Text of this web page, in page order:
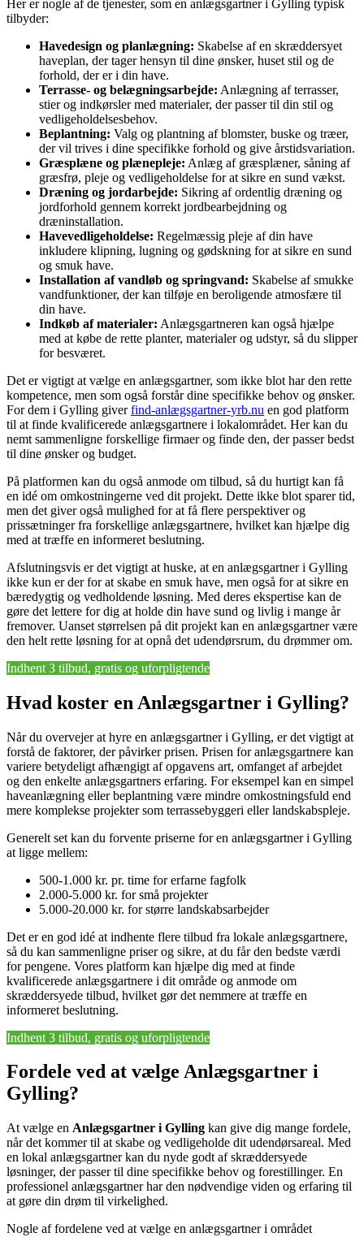
Her er nogle af de tjenester, som en anlægsgartner i Gylling typisk
tilbyder:
Havedesign og planlægning: Skabelse af en skræddersyet
haveplan, der tager hensyn til dine ønsker, huset stil og de
forhold, der er i din have.
Terrasse- og belægningsarbejde: Anlægning af terrasser,
stier og indkørsler med materialer, der passer til din stil og
vedligeholdelsesbehov.
Beplantning: Valg og plantning af blomster, buske og træer,
der vil trives i dine specifikke forhold og give årstidsvariation.
Græsplæne og plænepleje: Anlæg af græsplæner, såning af
græsfrø, pleje og vedligeholdelse for at sikre en sund vækst.
Dræning og jordarbejde: Sikring af ordentlig dræning og
jordforhold gennem korrekt jordbearbejdning og
dræninstallation.
Havevedligeholdelse: Regelmæssig pleje af din have
inkludere klipning, lugning og gødskning for at sikre en sund
og smuk have.
Installation af vandløb og springvand: Skabelse af smukke
vandfunktioner, der kan tilføje en beroligende atmosfære til
din have.
Indkøb af materialer: Anlægsgartneren kan også hjælpe
med at købe de rette planter, materialer og udstyr, så du slipper
for besværet.
Det er vigtigt at vælge en anlægsgartner, som ikke blot har den rette
kompetence, men som også forstår dine specifikke behov og ønsker.
For dem i Gylling giverfind-anlægsgartner-yrb.nu en god platform
til at finde kvalificerede anlægsgartnere i lokalområdet. Her kan du
nemt sammenligne forskellige firmaer og finde den, der passer bedst
til dine ønsker og budget.
På platformen kan du også anmode om tilbud, så du hurtigt kan få
en idé om omkostningerne ved dit projekt. Dette ikke blot sparer tid,
men det giver også mulighed for at få flere perspektiver og
prissætninger fra forskellige anlægsgartnere, hvilket kan hjælpe dig
med at træffe en informeret beslutning.
Afslutningsvis er det vigtigt at huske, at en anlægsgartner i Gylling
ikke kun er der for at skabe en smuk have, men også for at sikre en
bæredygtig og vedholdende løsning. Med deres ekspertise kan de
gøre det lettere for dig at holde din have sund og livlig i mange år
fremover. Uanset størrelsen på dit projekt kan en anlægsgartner være
den helt rette løsning for at opnå det udendørsrum, du drømmer om.
Indhent 3 tilbud, gratis og uforpligtende
Hvad koster en Anlægsgartner i Gylling?
Når du overvejer at hyre en anlægsgartner i Gylling, er det vigtigt at
forstå de faktorer, der påvirker prisen. Prisen for anlægsgartnere kan
variere betydeligt afhængigt af opgavens art, omfanget af arbejdet
og den enkelte anlægsgartners erfaring. For eksempel kan en simpel
haveanlægning eller beplantning være mindre omkostningsfuld end
mere komplekse projekter som terrassebyggeri eller landskabspleje.
Generelt set kan du forvente priserne for en anlægsgartner i Gylling
at ligge mellem:
500-1.000 kr. pr. time for erfarne fagfolk
2.000-5.000 kr. for små projekter
5.000-20.000 kr. for større landskabsarbejder
Det er en god idé at indhente flere tilbud fra lokale anlægsgartnere,
så du kan sammenligne priser og sikre, at du får den bedste værdi
for pengene. Vores platform kan hjælpe dig med at finde
kvalificerede anlægsgartnere i dit område og anmode om
skræddersyede tilbud, hvilket gør det nemmere at træffe en
informeret beslutning.
Indhent 3 tilbud, gratis og uforpligtende
Fordele ved at vælge Anlægsgartner i
Gylling?
At vælge en Anlægsgartner i Gylling kan give dig mange fordele,
når det kommer til at skabe og vedligeholde dit udendørsareal. Med
en lokal anlægsgartner kan du nyde godt af skræddersyede
løsninger, der passer til dine specifikke behov og forestillinger. En
professionel anlægsgartner har den nødvendige viden og erfaring til
at gøre din drøm til virkelighed.
Nogle af fordelene ved at vælge en anlægsgartner i området